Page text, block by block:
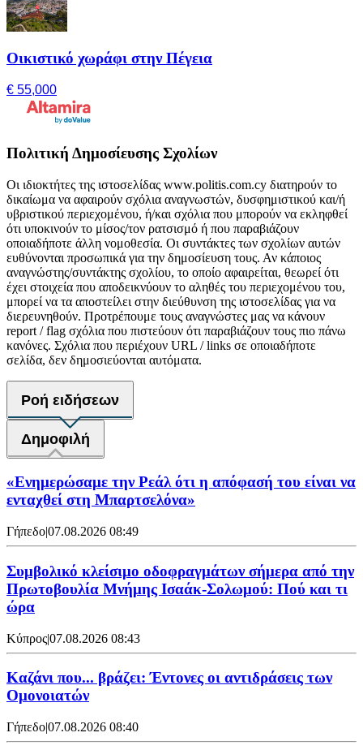
Οικιστικό χωράφι στην Πέγεια
€ 55,000
Πολιτική Δημοσίευσης Σχολίων
Οι ιδιοκτήτες της ιστοσελίδας www.politis.com.cy διατηρούν το
δικαίωμα να αφαιρούν σχόλια αναγνωστών, δυσφημιστικού και/ή
υβριστικού περιεχομένου, ή/και σχόλια που μπορούν να εκληφθεί
ότι υποκινούν το μίσος/τον ρατσισμό ή που παραβιάζουν
οποιαδήποτε άλλη νομοθεσία. Οι συντάκτες των σχολίων αυτών
ευθύνονται προσωπικά για την δημοσίευση τους. Αν κάποιος
αναγνώστης/συντάκτης σχολίου, το οποίο αφαιρείται, θεωρεί ότι
έχει στοιχεία που αποδεικνύουν το αληθές του περιεχομένου του,
μπορεί να τα αποστείλει στην διεύθυνση της ιστοσελίδας για να
διερευνηθούν. Προτρέπουμε τους αναγνώστες μας να κάνουν
report / flag σχόλια που πιστεύουν ότι παραβιάζουν τους πιο πάνω
κανόνες. Σχόλια που περιέχουν URL / links σε οποιαδήποτε
σελίδα, δεν δημοσιεύονται αυτόματα.
Ροή ειδήσεων
Δημοφιλή
«Ενημερώσαμε την Ρεάλ ότι η απόφασή του είναι να
ενταχθεί στη Μπαρτσελόνα»
Γήπεδο|07.08.2026 08:49
Συμβολικό κλείσιμο οδοφραγμάτων σήμερα από την
Πρωτοβουλία Μνήμης Ισαάκ-Σολωμού: Πού και τι
ώρα
Κύπρος|07.08.2026 08:43
Καζάνι που... βράζει: Έντονες οι αντιδράσεις των
Ομονοιατών
Γήπεδο|07.08.2026 08:40